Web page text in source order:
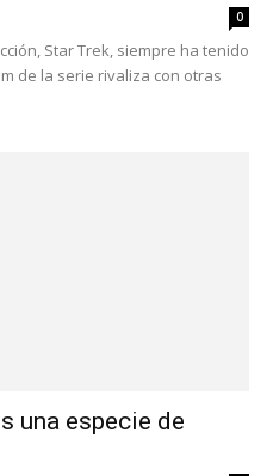
0
Star Trek, siempre ha tenido
de la serie rivaliza con otras
una especie de